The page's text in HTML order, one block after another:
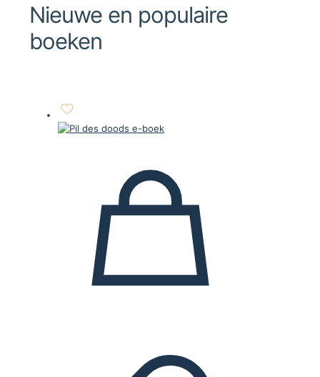
Nieuwe en populaire
boeken